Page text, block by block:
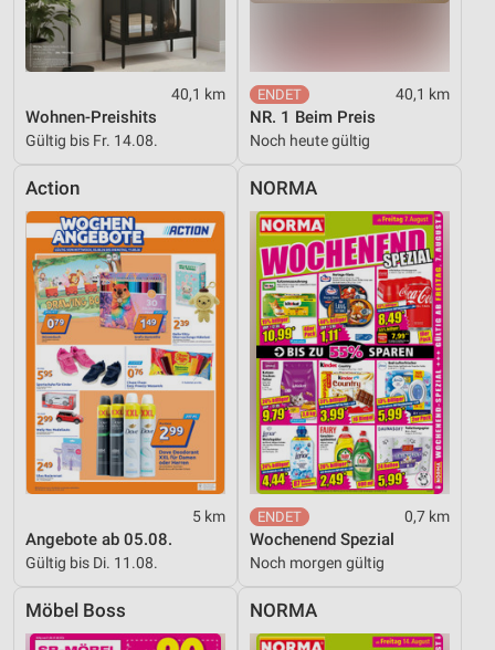
40,1 km
Wohnen-Preishits
Gültig bis Fr. 14.08.
40,1 km
NR. 1 Beim Preis
Noch heute gültig
Action
5 km
Angebote ab 05.08.
Gültig bis Di. 11.08.
NORMA
0,7 km
Wochenend Spezial
Noch morgen gültig
Möbel Boss NORMA